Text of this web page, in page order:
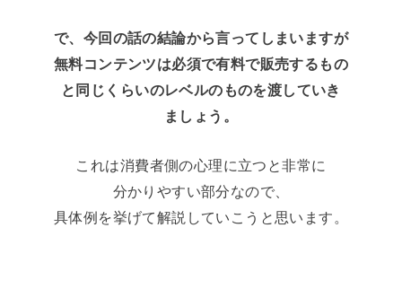
で、今回の話の結論から言ってしまいますが
無料コンテンツは必須で有料で販売するもの
と同じくらいのレベルのものを渡していき
ましょう。
これは消費者側の心理に立つと非常に
分かりやすい部分なので、
具体例を挙げて解説していこうと思います。